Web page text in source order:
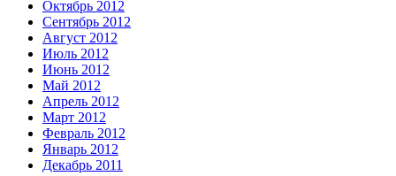
Октябрь 2012
Сентябрь 2012
Август 2012
Июль 2012
Июнь 2012
Май 2012
Апрель 2012
Март 2012
Февраль 2012
Январь 2012
Декабрь 2011